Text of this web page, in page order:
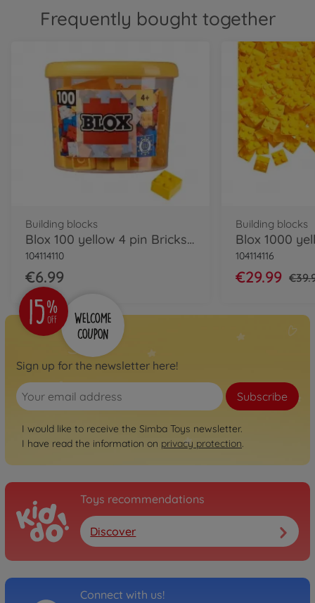
Frequently bought together
Building blocks
Blox 100 yellow 4 pin Bricks in Box
104114110
€6.99
Building blocks
104114116
€29.99
Sign up for the newsletter here!
Subscribe
I would like to receive the Simba Toys newsletter.
I have read the information on privacy protection.
Toys recommendations
Discover
Connect with us!